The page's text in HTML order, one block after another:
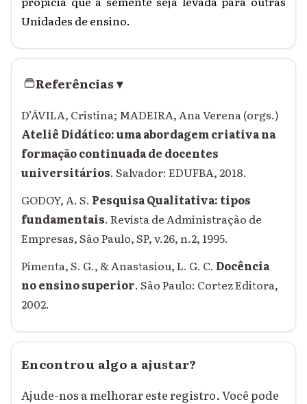
Unidades de ensino.
Referências▾
D’ÁVILA, Cristina; MADEIRA, Ana Verena (orgs.)
Ateliê Didático: uma abordagem criativa na
formação continuada de docentes
universitários. Salvador: EDUFBA, 2018.
GODOY, A. S. Pesquisa Qualitativa: tipos
fundamentais. Revista de Administração de
Empresas, São Paulo, SP, v.26, n.2, 1995.
Pimenta, S. G., & Anastasiou, L. G. C. Docência
no ensino superior. São Paulo: Cortez Editora,
2002.
Encontrou algo a ajustar?
Ajude-nos a melhorar este registro. Você pode